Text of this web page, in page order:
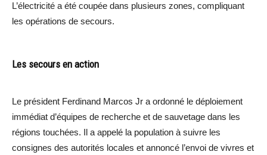
L’électricité a été coupée dans plusieurs zones, compliquant
les opérations de secours.
Les secours en action
Le président Ferdinand Marcos Jr a ordonné le déploiement
immédiat d’équipes de recherche et de sauvetage dans les
régions touchées. Il a appelé la population à suivre les
consignes des autorités locales et annoncé l’envoi de vivres et